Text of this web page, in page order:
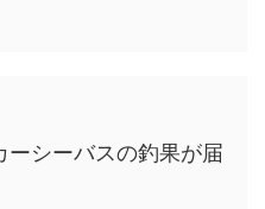
ーシーバスの釣果が届